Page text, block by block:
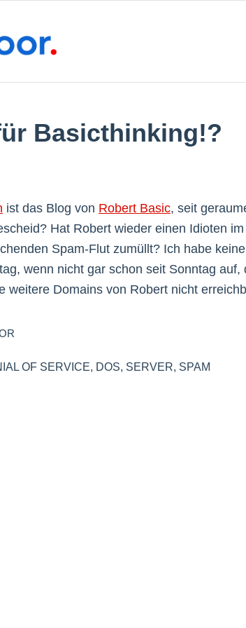
Basicthinking!?
ist das Blog von Robert Basic, seit
Hat Robert wieder einen Idioten
Spam-Flut zumüllt? Ich habe
wenn nicht gar schon seit Sonntag
weitere Domains von Robert nicht
OF SERVICE DOS SERVER SPAM